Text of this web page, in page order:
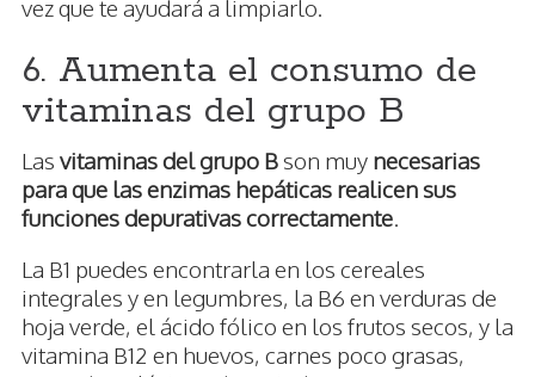
vez que te ayudará a limpiarlo.
6. Aumenta el consumo de
vitaminas del grupo B
Las vitaminas del grupo Bson muy necesarias
para que las enzimas hepáticas realicen sus
funciones depurativas correctamente
La B1 puedes encontrarla en los cereales
integrales y en legumbres, la B6 en verduras de
hoja verde, el ácido fólico en los frutos secos, y la
vitamina B12 en huevos, carnes poco grasas,